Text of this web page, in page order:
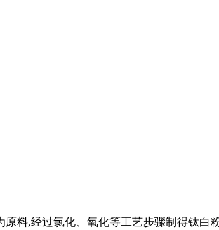
料,经过氯化、氧化等工艺步骤制得钛白